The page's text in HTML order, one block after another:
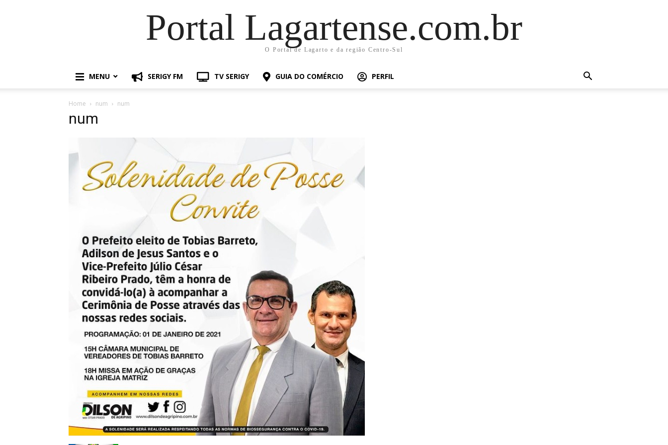
Portal Lagartense.com.br
O Portal de Lagarto e da região Centro-Sul
MENU SERIGY FM TV SERIGY GUIA DO COMÉRCIO PERFIL
Home num num
num